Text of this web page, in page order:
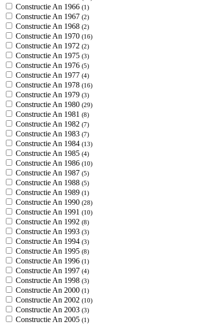
Constructie An 1966 (1)
Constructie An 1967 (2)
Constructie An 1968 (2)
Constructie An 1970 (16)
Constructie An 1972 (2)
Constructie An 1975 (3)
Constructie An 1976 (5)
Constructie An 1977 (4)
Constructie An 1978 (16)
Constructie An 1979 (3)
Constructie An 1980 (29)
Constructie An 1981 (8)
Constructie An 1982 (7)
Constructie An 1983 (7)
Constructie An 1984 (13)
Constructie An 1985 (4)
Constructie An 1986 (10)
Constructie An 1987 (5)
Constructie An 1988 (5)
Constructie An 1989 (1)
Constructie An 1990 (28)
Constructie An 1991 (10)
Constructie An 1992 (8)
Constructie An 1993 (3)
Constructie An 1994 (3)
Constructie An 1995 (8)
Constructie An 1996 (1)
Constructie An 1997 (4)
Constructie An 1998 (3)
Constructie An 2000 (1)
Constructie An 2002 (10)
Constructie An 2003 (3)
Constructie An 2005 (1)